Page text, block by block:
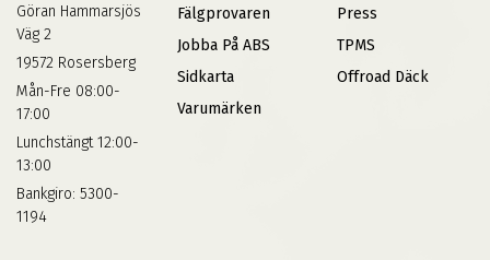
Göran Hammarsjös
Väg 2
19572 Rosersberg
Mån-Fre 08:00-
17:00
Lunchstängt 12:00-
13:00
Bankgiro: 5300-
1194
Fälgprovaren
Jobba På ABS
Sidkarta
Varumärken
Press
TPMS
Offroad Däck